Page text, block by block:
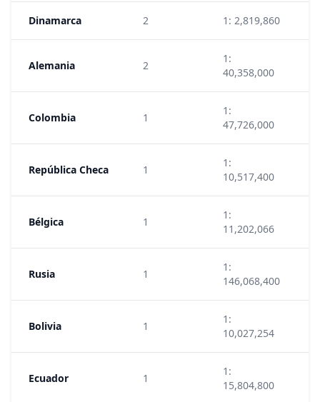
Dinamarca 2 1: 2,819,860
Alemania 2
1:
40,358,000
Colombia 1
1:
47,726,000
República Checa 1
1:
10,517,400
Bélgica 1
1:
11,202,066
Rusia 1
1:
146,068,400
Bolivia 1
1:
10,027,254
Ecuador 1
1:
15,804,800